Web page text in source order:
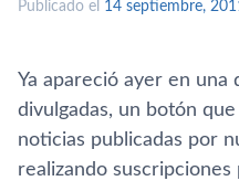
Publicado el 14 septiembre,
Ya apareció ayer en
divulgadas, un botón
noticias publicadas por
realizando